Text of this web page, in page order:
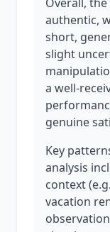
authentic,
short,
slight
a well-
genuine
Key
analysis
context
vacation